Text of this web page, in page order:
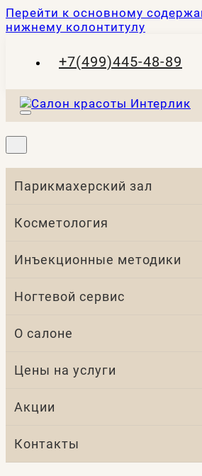
Перейти к основному
нижнему колонтитулу
+7(499)445-48-89
Парикмахерский зал
Косметология
Инъекционные методики
Ногтевой сервис
О салоне
Цены на услуги
Акции
Контакты